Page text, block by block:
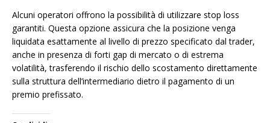
Alcuni operatori offrono la possibilità di utilizzare stop loss
garantiti. Questa opzione assicura che la posizione venga
liquidata esattamente al livello di prezzo specificato dal trader,
anche in presenza di forti gap di mercato o di estrema
volatilità, trasferendo il rischio dello scostamento direttamente
sulla struttura dell’intermediario dietro il pagamento di un
premio prefissato.